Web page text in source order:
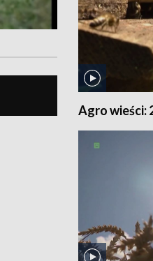
Agro wieści: